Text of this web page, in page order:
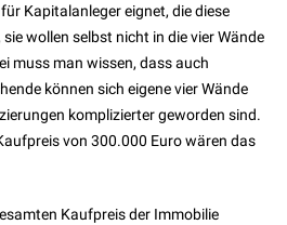
Kapitalanleger eignet, die diese
wollen selbst nicht in die vier Wände
muss man wissen, dass auch
können sich eigene vier Wände
komplizierter geworden sind.
von 300.000 Euro wären das
Kaufpreis der Immobilie